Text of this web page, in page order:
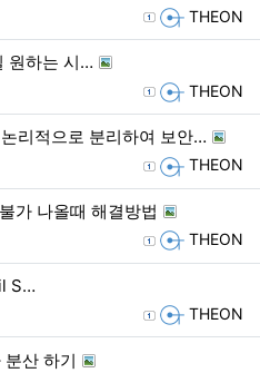
등록자 THEON
원하는 시…
등록자 THEON
리적으로 분리하여 보안…
등록자 THEON
가 나올때 해결방법
등록자 THEON
S…
등록자 THEON
산 하기